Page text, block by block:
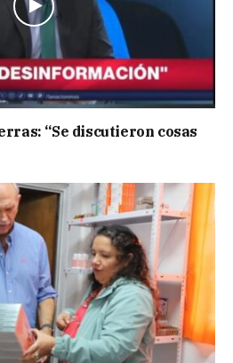
“Se discutieron cosas